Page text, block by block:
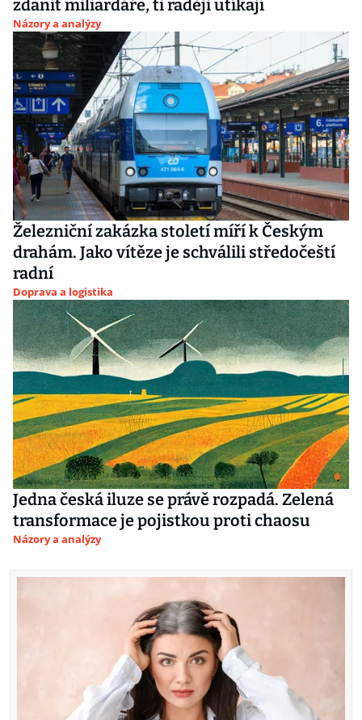
zdanit miliardáře, ti raději utíkají
Názory a analýzy
Železniční zakázka století míří k Českým
drahám. Jako vítěze je schválili středočeští
radní
Doprava a logistika
Jedna česká iluze se právě rozpadá. Zelená
transformace je pojistkou proti chaosu
Názory a analýzy